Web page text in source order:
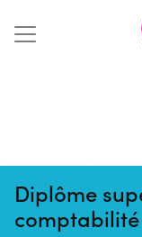
Diplôme
Mise à jour
: 21/11/2025
: